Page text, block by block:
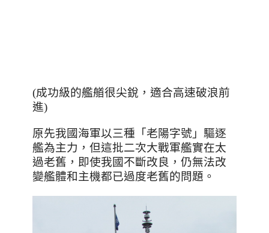
(成功級的艦艏很尖銳，適合高速破浪前
進)
原先我國海軍以三種「老陽字號」驅逐
艦為主力，但這批二次大戰軍艦實在太
過老舊，即使我國不斷改良，仍無法改
變艦體和主機都已過度老舊的問題。